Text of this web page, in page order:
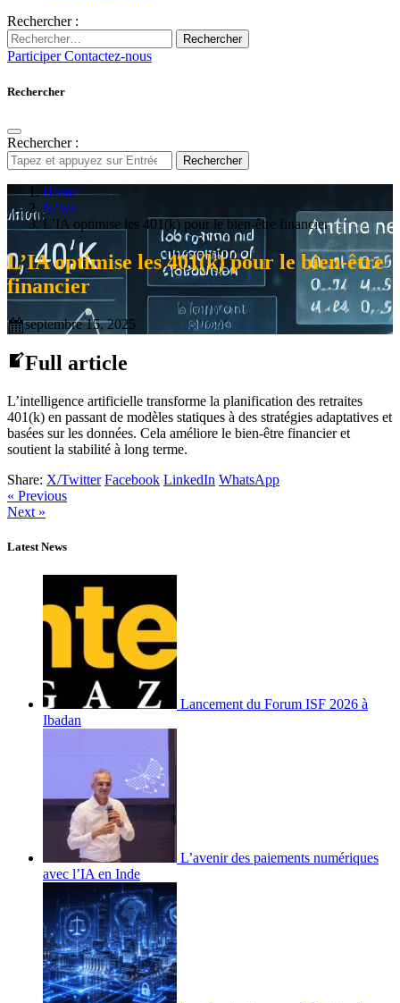
Rechercher :
Rechercher
ParticiperContactez-nous
Rechercher
Rechercher :
Rechercher
Home
News
L’IA optimise les 401(k) pour le bien-être financier
L’IA optimise les 401(k) pour le bien-être
financier
septembre 15, 2025
Full article
L’intelligence artificielle transforme la planification des retraites
401(k) en passant de modèles statiques à des stratégies adaptatives et
basées sur les données. Cela améliore le bien-être financier et
soutient la stabilité à long terme.
Share: X/Twitter Facebook LinkedIn WhatsApp
« Previous
Next »
Latest News
Lancement du Forum ISF 2026 à
Ibadan
L’avenir des paiements numériques
avec l’IA en Inde